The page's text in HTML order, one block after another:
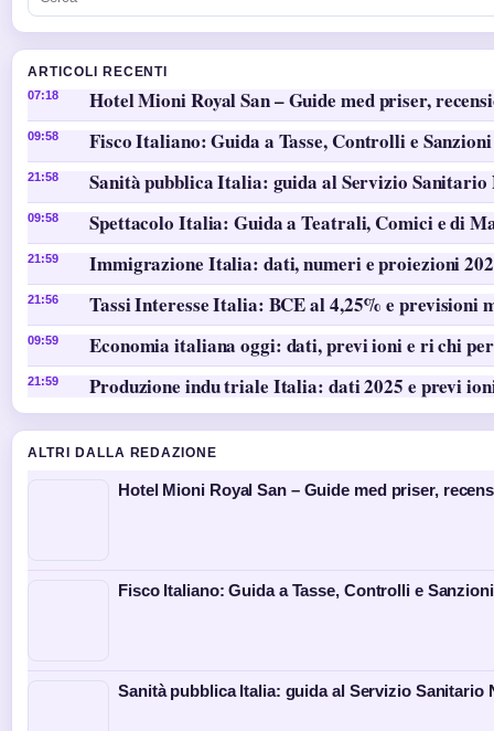
ARTICOLI RECENTI
07:18 Hotel Mioni Royal San – Guide med priser,
09:58 Fisco Italiano: Guida a Tasse, Controlli e Sanzioni
21:58 Sanità pubblica Italia: guida al Servizio Sanitario
09:58 Spettacolo Italia: Guida a Teatrali, Comici e di
21:59 Immigrazione Italia: dati, numeri e proiezioni
21:56 Tassi Interesse Italia: BCE al 4,25% e previsioni
09:59 Economia italiana oggi: dati, previ ioni e ri chi
21:59 Produzione indu triale Italia: dati 2025 e previ
ALTRI DALLA REDAZIONE
Hotel Mioni Royal San – Guide med priser,
Fisco Italiano: Guida a Tasse, Controlli e Sanzioni
Sanità pubblica Italia: guida al Servizio Sanitario